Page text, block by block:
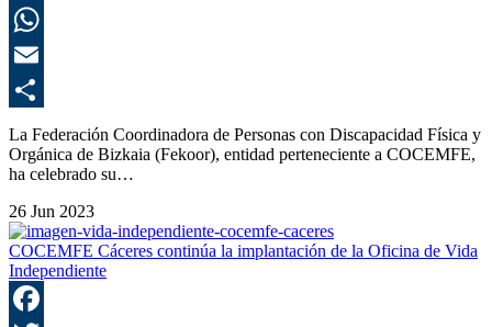
La Federación Coordinadora de Personas con Discapacidad Física y
Orgánica de Bizkaia (Fekoor), entidad perteneciente a COCEMFE,
ha celebrado su…
26 Jun 2023
COCEMFE Cáceres continúa la implantación de la Oficina de Vida
Independiente